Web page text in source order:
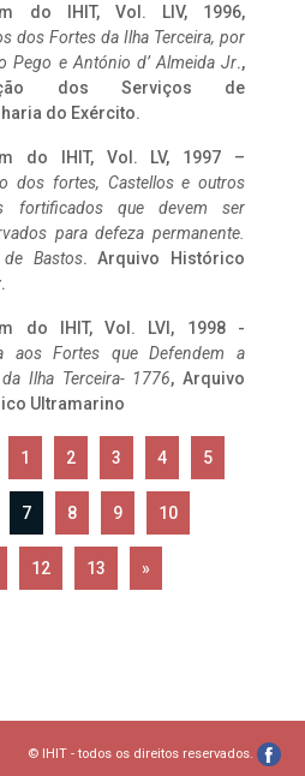
do IHIT, Vol. LIV, 1996,
dos Fortes da Ilha Terceira, por
Pego e António d’ Almeida Jr.,
dos Serviços de
do Exército.
do IHIT, Vol. LV, 1997 –
dos fortes, Castellos e outros
fortificados que devem ser
para defeza permanente.
de Bastos. Arquivo Histórico
do IHIT, Vol. LVI, 1998 -
aos Fortes que Defendem a
Ilha Terceira- 1776, Arquivo
Ultramarino
1 2 3 4 5
7 8 9 10
12 13 »
© IHIT - todos os direitos reservados.